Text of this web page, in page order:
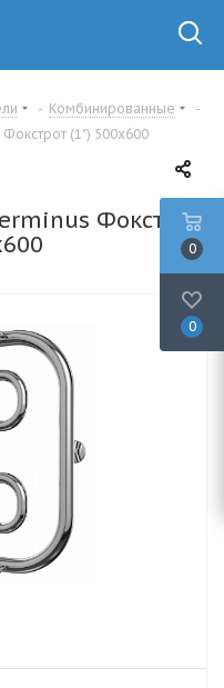
- Комбинированные
-
(1") 500х600
Фокстрот
0
0